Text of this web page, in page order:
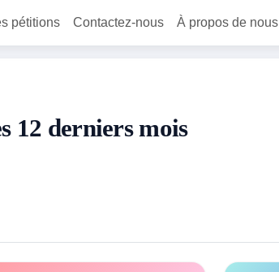
pétitions Contactez-nous À propos de nous
12 derniers mois